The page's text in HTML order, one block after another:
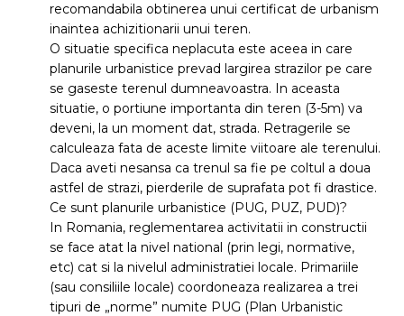
recomandabila obtinerea unui certificat de urbanism
inaintea achizitionarii unui teren.
O situatie specifica neplacuta este aceea in care
planurile urbanistice prevad largirea strazilor pe care
se gaseste terenul dumneavoastra. In aceasta
situatie, o portiune importanta din teren (3-5m) va
deveni, la un moment dat, strada. Retragerile se
calculeaza fata de aceste limite viitoare ale terenului.
Daca aveti nesansa ca trenul sa fie pe coltul a doua
astfel de strazi, pierderile de suprafata pot fi drastice.
Ce sunt planurile urbanistice (PUG, PUZ, PUD)?
In Romania, reglementarea activitatii in constructii
se face atat la nivel national (prin legi, normative,
etc) cat si la nivelul administratiei locale. Primariile
(sau consiliile locale) coordoneaza realizarea a trei
tipuri de „norme” numite PUG (Plan Urbanistic